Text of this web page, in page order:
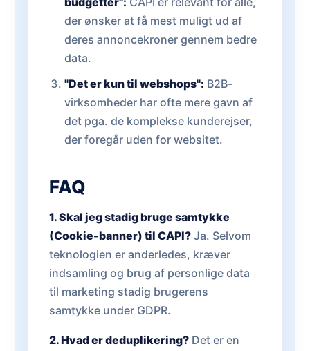
der ønsker at få mest muligt ud af
deres annoncekroner gennem bedre
data.
"Det er kun til webshops": B2B-
virksomheder har ofte mere gavn af
det pga. de komplekse kunderejser,
der foregår uden for websitet.
FAQ
1. Skal jeg stadig bruge samtykke
(Cookie-banner) til CAPI? Ja. Selvom
teknologien er anderledes, kræver
indsamling og brug af personlige data
til marketing stadig brugerens
samtykke under GDPR.
2. Hvad er deduplikering? Det er en